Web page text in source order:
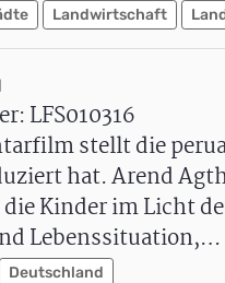
Landwirtschaft
LFS010316
stellt die
hat. Arend
Kinder im Licht
Lebenssituation,…
Deutschland